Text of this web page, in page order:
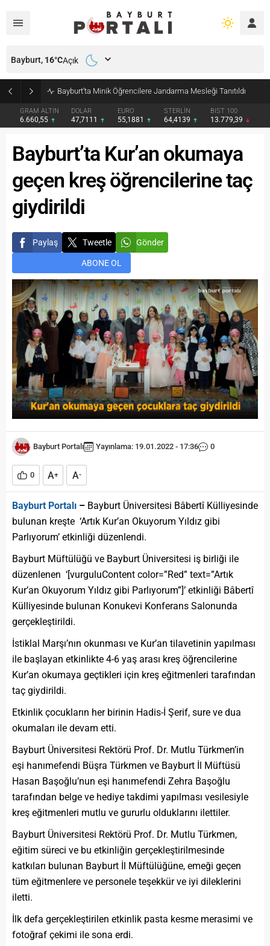
Bayburt’ta Minik Öğrencilere Jandarma Mesleği Tanıtıldı
GRAM ALTIN
6.660,55
DOLAR
47,7111
EURO
55,1881
STERLİN
64,4139
BIST 100
13.779,39
Bayburt, 16°CAçık
Bayburt’ta Kur’an okumaya
geçen kreş öğrencilerine taç
giydirildi
Paylaş Tweetle Gönder
ABONE OL
Bayburt Portalı Yayınlama: 19.01.2022 - 17:36 0
0 A+ A-
Bayburt Portalı – Bayburt Üniversitesi Bâbertî Külliyesinde
bulunan kreşte ‘Artık Kur’an Okuyorum Yıldız gibi
Parlıyorum’ etkinliği düzenlendi.
Bayburt Müftülüğü ve Bayburt Üniversitesi iş birliği ile
düzenlenen ‘[vurguluContent color=”Red” text=”Artık
Kur’an Okuyorum Yıldız gibi Parlıyorum”]’ etkinliği Bâbertî
Külliyesinde bulunan Konukevi Konferans Salonunda
gerçekleştirildi.
İstiklal Marşı’nın okunması ve Kur’an tilavetinin yapılması
ile başlayan etkinlikte 4-6 yaş arası kreş öğrencilerine
Kur’an okumaya geçtikleri için kreş eğitmenleri tarafından
taç giydirildi.
Etkinlik çocukların her birinin Hadis-İ Şerif, sure ve dua
okumaları ile devam etti.
Bayburt Üniversitesi Rektörü Prof. Dr. Mutlu Türkmen’in
eşi hanımefendi Büşra Türkmen ve Bayburt İl Müftüsü
Hasan Başoğlu’nun eşi hanımefendi Zehra Başoğlu
tarafından belge ve hediye takdimi yapılması vesilesiyle
kreş eğitmenleri mutlu ve gururlu olduklarını ilettiler.
Bayburt Üniversitesi Rektörü Prof. Dr. Mutlu Türkmen,
eğitim süreci ve bu etkinliğin gerçekleştirilmesinde
katkıları bulunan Bayburt İl Müftülüğüne, emeği geçen
tüm eğitmenlere ve personele teşekkür ve iyi dileklerini
iletti.
İlk defa gerçekleştirilen etkinlik pasta kesme merasimi ve
fotoğraf çekimi ile sona erdi.